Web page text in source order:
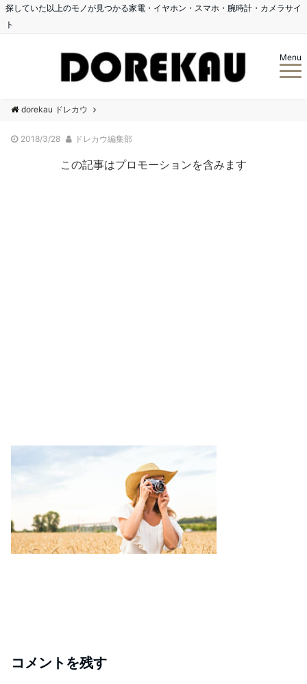
探していた以上のモノが見つかる家電・イヤホン・スマホ・腕時計・カメラサイ
ト
Menu
dorekau ドレカウ
2018/3/28 ドレカウ編集部
この記事はプロモーションを含みます
コメントを残す